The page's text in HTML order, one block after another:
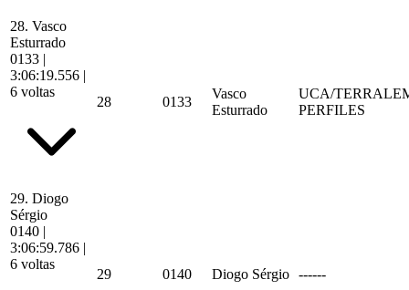
28. Vasco
Esturrado
0133 |
3:06:19.556 |
6 voltas
28 0133
Vasco
Esturrado
UCA/
PERFILES
29. Diogo
Sérgio
0140 |
3:06:59.786 |
6 voltas
29 0140 Diogo Sérgio ------